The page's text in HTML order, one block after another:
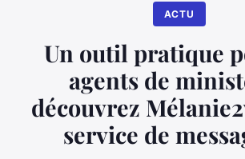
ACTU
Un outil pratique
agents de
découvrez
service de